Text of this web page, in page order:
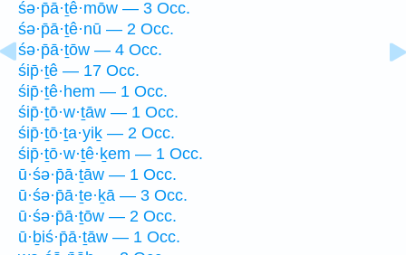
śə·p̄ā·ṯê·mōw — 3 Occ.
śə·p̄ā·ṯê·nū — 2 Occ.
śə·p̄ā·ṯōw — 4 Occ.
śip̄·ṯê — 17 Occ.
śip̄·ṯê·hem — 1 Occ.
śip̄·ṯō·w·ṯāw — 1 Occ.
śip̄·ṯō·ṯa·yiḵ — 2 Occ.
śip̄·ṯō·w·ṯê·ḵem — 1 Occ.
ū·śə·p̄ā·ṯāw — 1 Occ.
ū·śə·p̄ā·ṯe·ḵā — 3 Occ.
ū·śə·p̄ā·ṯōw — 2 Occ.
ū·ḇiś·p̄ā·ṯāw — 1 Occ.